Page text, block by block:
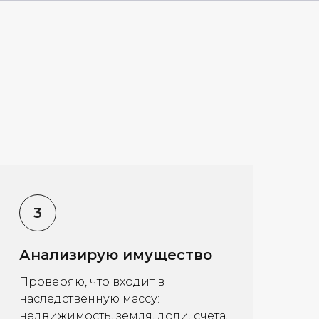
Анализирую имущество
Проверяю, что входит в
наследственную массу:
недвижимость, земля, доли, счета,